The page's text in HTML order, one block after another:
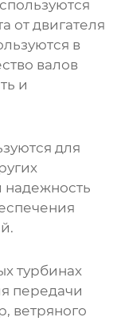
от двигателя
в
валов
и
для
надежность
турбинах
передачи
ветряного